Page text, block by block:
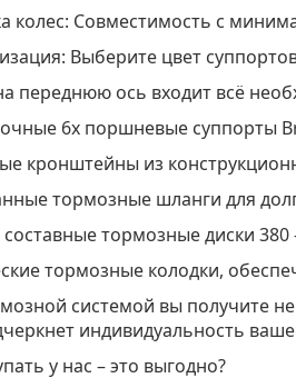
колес: Совместимость с
Выберите цвет
переднюю ось входит всё
6х поршневые суппорты
кронштейны из
тормозные шланги для
составные тормозные диски
тормозные колодки,
системой вы получите
индивидуальность
у нас – это выгодно?